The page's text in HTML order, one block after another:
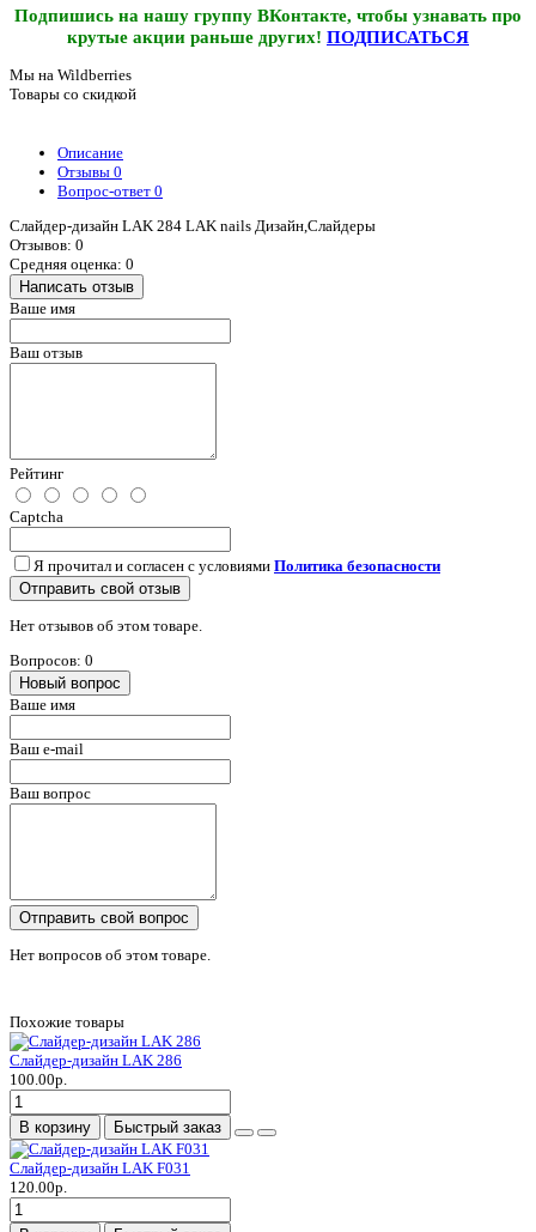
Подпишись на нашу группу ВКонтакте, чтобы узнавать про
крутые акции раньше других! ПОДПИСАТЬСЯ
Мы на Wildberries
Товары со скидкой
Описание
Отзывы 0
Вопрос-ответ 0
Слайдер-дизайн LAK 284 LAK nails Дизайн,Слайдеры
Отзывов: 0
Средняя оценка: 0
Написать отзыв
Ваше имя
Ваш отзыв
Рейтинг
Captcha
Я прочитал и согласен с условиями Политика безопасности
Отправить свой отзыв
Нет отзывов об этом товаре.
Вопросов: 0
Новый вопрос
Ваше имя
Ваш e-mail
Ваш вопрос
Отправить свой вопрос
Нет вопросов об этом товаре.
Похожие товары
Слайдер-дизайн LAK 286
100.00р.
В корзину Быстрый заказ
Слайдер-дизайн LAK F031
120.00р.